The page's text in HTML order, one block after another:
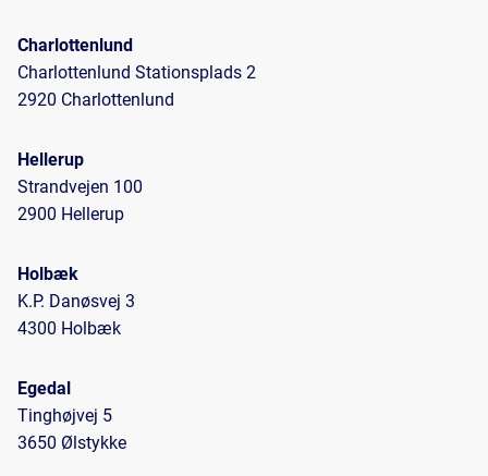
Charlottenlund
Charlottenlund Stationsplads 2
2920 Charlottenlund
Hellerup
Strandvejen 100
2900 Hellerup
Holbæk
K.P. Danøsvej 3
4300 Holbæk
Egedal
Tinghøjvej 5
3650 Ølstykke